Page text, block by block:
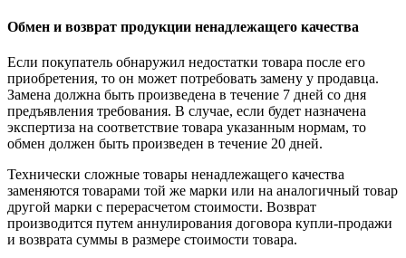
Обмен и возврат продукции ненадлежащего качества
Если покупатель обнаружил недостатки товара после его
приобретения, то он может потребовать замену у продавца.
Замена должна быть произведена в течение 7 дней со дня
предъявления требования. В случае, если будет назначена
экспертиза на соответствие товара указанным нормам, то
обмен должен быть произведен в течение 20 дней.
Технически сложные товары ненадлежащего качества
заменяются товарами той же марки или на аналогичный товар
другой марки с перерасчетом стоимости. Возврат
производится путем аннулирования договора купли-продажи
и возврата суммы в размере стоимости товара.